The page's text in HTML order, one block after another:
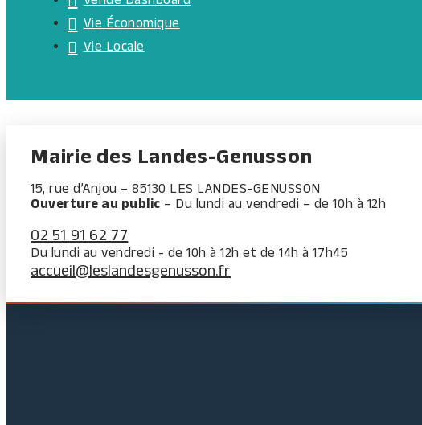
Vie Économique
Vie Locale
Mairie des Landes-Genusson
15, rue d’Anjou – 85130 LES LANDES-GENUSSON
Ouverture au public – Du lundi au vendredi – de 10h à 12h
02 51 91 62 77
Du lundi au vendredi - de 10h à 12h et de 14h à 17h45
accueil@leslandesgenusson.fr